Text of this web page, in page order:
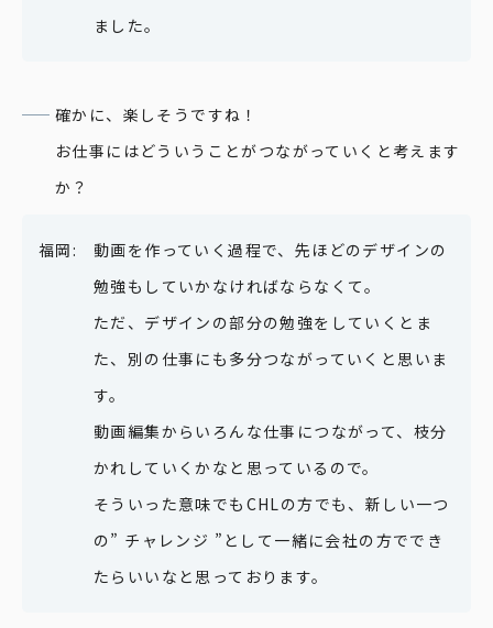
ました。
確かに、楽しそうですね！
お仕事にはどういうことがつながっていくと考えます
か？
動画を作っていく過程で、先ほどのデザインの
勉強もしていかなければならなくて。
ただ、デザインの部分の勉強をしていくとま
た、別の仕事にも多分つながっていくと思いま
す。
動画編集からいろんな仕事につながって、枝分
かれしていくかなと思っているので。
そういった意味でもCHLの方でも、新しい一つ
の” チャレンジ ”として一緒に会社の方ででき
たらいいなと思っております。